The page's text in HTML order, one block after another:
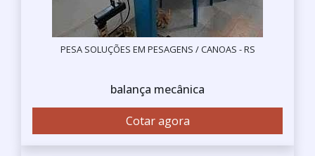
PESA SOLUÇÕES EM PESAGENS / CANOAS - RS
balança mecânica
Cotar agora